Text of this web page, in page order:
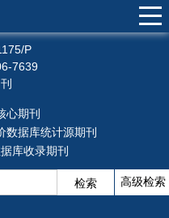
P
7639
心期刊
数据库统计源期刊
库收录期刊